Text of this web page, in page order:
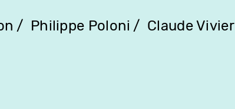
Philippe Poloni Claude Vivier